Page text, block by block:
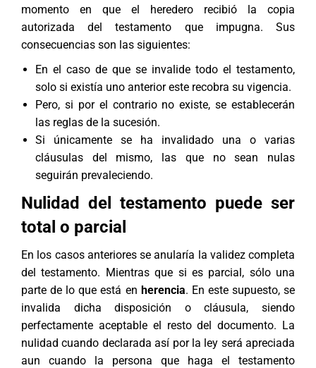
momento en que el heredero recibió la copia
autorizada del testamento que impugna. Sus
consecuencias son las siguientes:
En el caso de que se invalide todo el testamento,
solo si existía uno anterior este recobra su vigencia.
Pero, si por el contrario no existe, se establecerán
las reglas de la sucesión.
Si únicamente se ha invalidado una o varias
cláusulas del mismo, las que no sean nulas
seguirán prevaleciendo.
Nulidad del testamento puede ser
total o parcial
En los casos anteriores se anularía la validez completa
del testamento. Mientras que si es parcial, sólo una
parte de lo que está en herencia. En este supuesto, se
invalida dicha disposición o cláusula, siendo
perfectamente aceptable el resto del documento. La
nulidad cuando declarada así por la ley será apreciada
aun cuando la persona que haga el testamento